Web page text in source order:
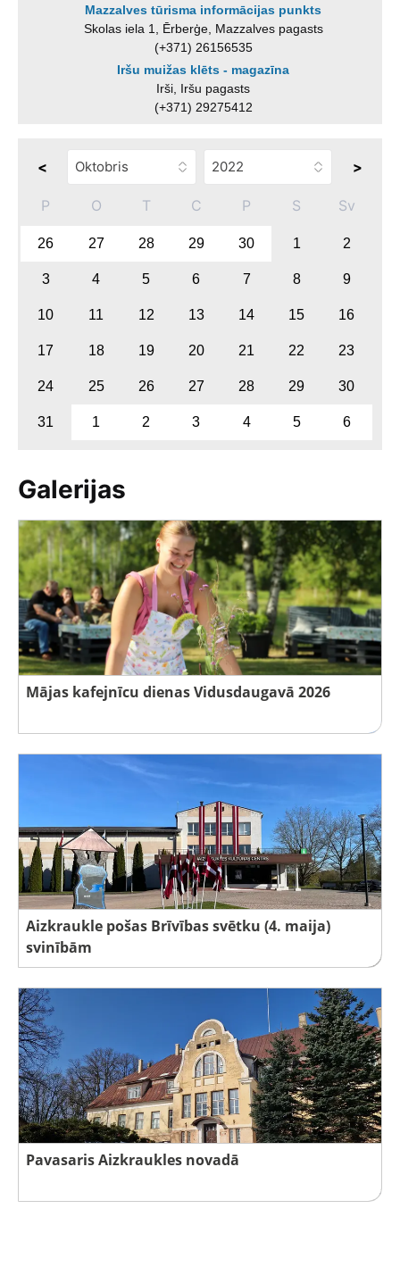
Mazzalves tūrisma informācijas punkts
Skolas iela 1, Ērberģe, Mazzalves pagasts
(+371) 26156535
Iršu muižas klēts - magazīna
Irši, Iršu pagasts
(+371) 29275412
< >
P O T C P S Sv
26 27 28 29 30 1 2
3 4 5 6 7 8 9
10 11 12 13 14 15 16
17 18 19 20 21 22 23
24 25 26 27 28 29 30
31 1 2 3 4 5 6
Galerijas
Mājas kafejnīcu dienas Vidusdaugavā 2026
Aizkraukle pošas Brīvības svētku (4. maija)
svinībām
Pavasaris Aizkraukles novadā